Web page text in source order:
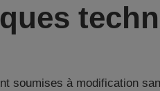
soumises à modification